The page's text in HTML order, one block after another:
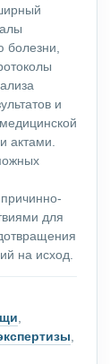
болезни,
и
актами.
для
на исход.
,
,